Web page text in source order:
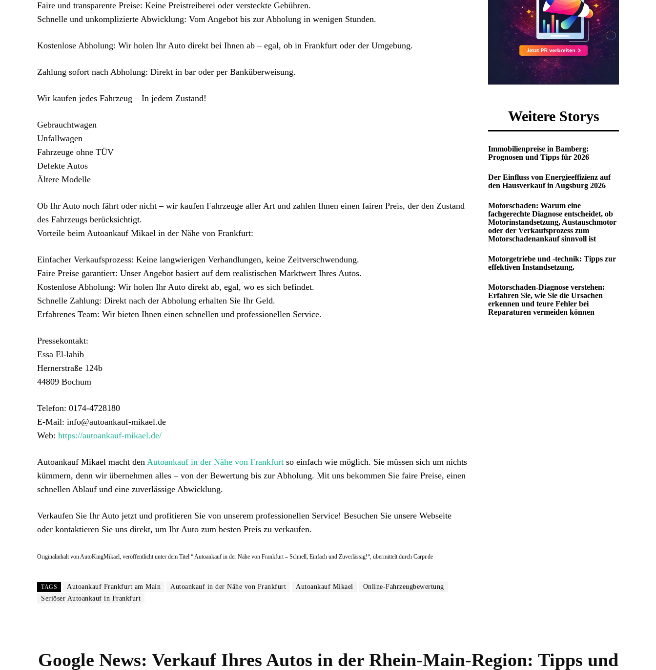
Faire und transparente Preise: Keine Preistreiberei oder versteckte Gebühren.
Schnelle und unkomplizierte Abwicklung: Vom Angebot bis zur Abholung in wenigen Stunden.
Kostenlose Abholung: Wir holen Ihr Auto direkt bei Ihnen ab – egal, ob in Frankfurt oder der Umgebung.
Zahlung sofort nach Abholung: Direkt in bar oder per Banküberweisung.
Wir kaufen jedes Fahrzeug – In jedem Zustand!
Gebrauchtwagen
Unfallwagen
Fahrzeuge ohne TÜV
Defekte Autos
Ältere Modelle
Ob Ihr Auto noch fährt oder nicht – wir kaufen Fahrzeuge aller Art und zahlen Ihnen einen fairen Preis, der den Zustand
des Fahrzeugs berücksichtigt.
Vorteile beim Autoankauf Mikael in der Nähe von Frankfurt:
Einfacher Verkaufsprozess: Keine langwierigen Verhandlungen, keine Zeitverschwendung.
Faire Preise garantiert: Unser Angebot basiert auf dem realistischen Marktwert Ihres Autos.
Kostenlose Abholung: Wir holen Ihr Auto direkt ab, egal, wo es sich befindet.
Schnelle Zahlung: Direkt nach der Abholung erhalten Sie Ihr Geld.
Erfahrenes Team: Wir bieten Ihnen einen schnellen und professionellen Service.
Pressekontakt:
Essa El-lahib
Hernerstraße 124b
44809 Bochum
Telefon: 0174-4728180
E-Mail: info@autoankauf-mikael.de
Web: https://autoankauf-mikael.de/
Autoankauf Mikael macht den Autoankauf in der Nähe von Frankfurt so einfach wie möglich. Sie müssen sich um nichts
kümmern, denn wir übernehmen alles – von der Bewertung bis zur Abholung. Mit uns bekommen Sie faire Preise, einen
schnellen Ablauf und eine zuverlässige Abwicklung.
Verkaufen Sie Ihr Auto jetzt und profitieren Sie von unserem professionellen Service! Besuchen Sie unsere Webseite
oder kontaktieren Sie uns direkt, um Ihr Auto zum besten Preis zu verkaufen.
Originalinhalt von AutoKingMikael, veröffentlicht unter dem Titel “ Autoankauf in der Nähe von Frankfurt – Schnell, Einfach und Zuverlässig!“, übermittelt durch Carpr.de
TAGS Autoankauf Frankfurt am Main Autoankauf in der Nähe von Frankfurt Autoankauf Mikael
Online-Fahrzeugbewertung
Seriöser Autoankauf in Frankfurt
Weitere Storys
Immobilienpreise in Bamberg:
Prognosen und Tipps für 2026
Der Einfluss von Energieeffizienz auf
den Hausverkauf in Augsburg 2026
Motorschaden: Warum eine
fachgerechte Diagnose entscheidet, ob
Motorinstandsetzung, Austauschmotor
oder der Verkaufsprozess zum
Motorschadenankauf sinnvoll ist
Motorgetriebe und -technik: Tipps zur
effektiven Instandsetzung.
Motorschaden-Diagnose verstehen:
Erfahren Sie, wie Sie die Ursachen
erkennen und teure Fehler bei
Reparaturen vermeiden können
Google News: Verkauf Ihres Autos in der Rhein-Main-Region: Tipps und